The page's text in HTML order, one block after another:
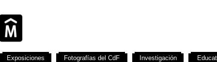
Exposiciones Fotografías del CdF Investigación